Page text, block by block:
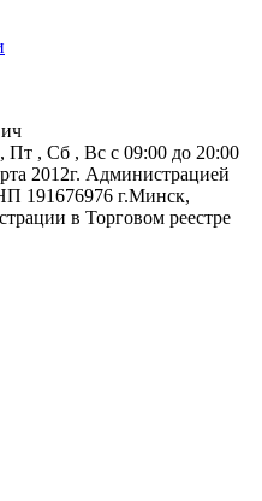
, Сб , Вс c 09:00 до 20:00
2012г. Администрацией
191676976 г.Минск,
в Торговом реестре